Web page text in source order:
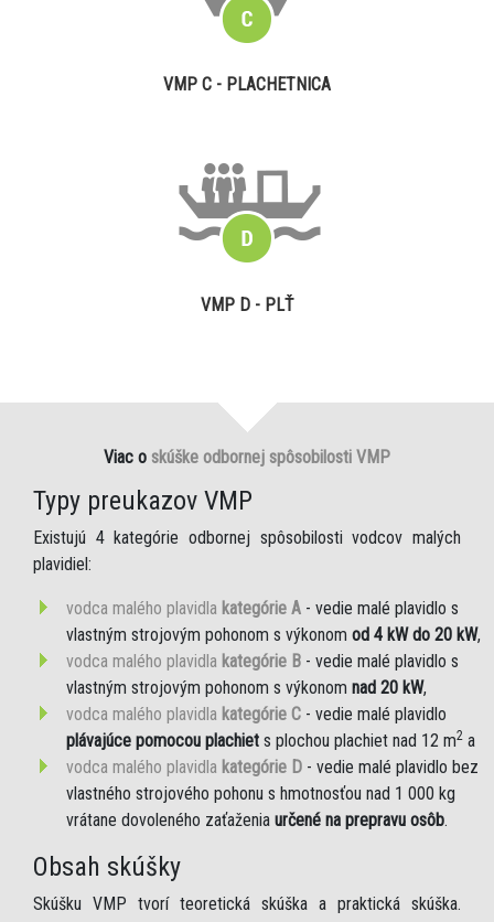
VMP C - PLACHETNICA
VMP D - PLŤ
Viac o skúške odbornej spôsobilosti VMP
Typy preukazov VMP
Existujú 4 kategórie odbornej spôsobilosti vodcov malých
plavidiel:
vodca malého plavidla kategórie A - vedie malé plavidlo s
vlastným strojovým pohonom s výkonom od 4 kW do 20 kW,
vodca malého plavidla kategórie B - vedie malé plavidlo s
vlastným strojovým pohonom s výkonom nad 20 kW,
vodca malého plavidla kategórie C - vedie malé plavidlo
plávajúce pomocou plachiet s plochou plachiet nad 12 m2 a
vodca malého plavidla kategórie D - vedie malé plavidlo bez
vlastného strojového pohonu s hmotnosťou nad 1 000 kg
vrátane dovoleného zaťaženia určené na prepravu osôb.
Obsah skúšky
Skúšku VMP tvorí teoretická skúška a praktická skúška.